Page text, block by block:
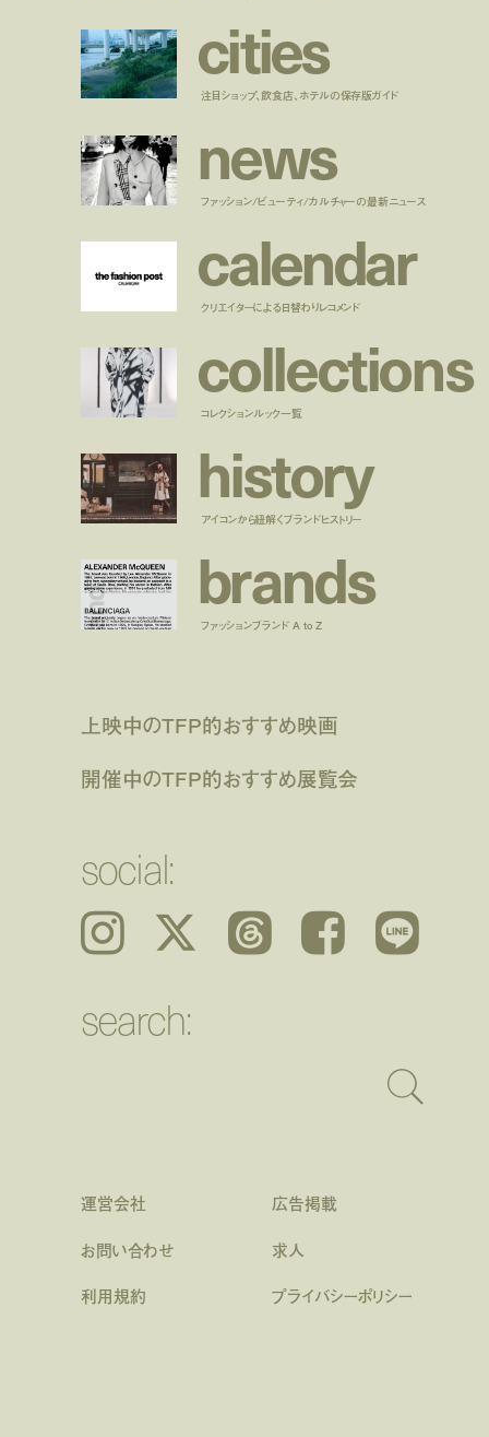
cities
注目ショップ、飲食店、ホテルの保存版ガイド
news
ファッション/ビューティ/カルチャーの最新ニュース
calendar
クリエイターによる日替わりレコメンド
collections
コレクションルック一覧
history
アイコンから紐解くブランドヒストリー
brands
ファッションブランド A to Z
上映中のTFP的おすすめ映画
開催中のTFP的おすすめ展覧会
social:
Instagram 𝕏 Threads Facebook LINE
search:
運営会社
広告掲載
お問い合わせ
求人
利用規約 プライバシーポリシー